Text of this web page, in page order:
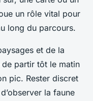
un rôle vital pour
long du parcours.
et de la
partir tôt le matin
pic. Rester discret
la faune